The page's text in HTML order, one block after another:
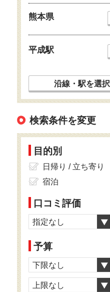
熊本県
平成駅
沿線・駅を選択
検索条件を変更
目的別
日帰り / 立ち寄り
宿泊
口コミ評価
指定なし
予算
下限なし
上限なし